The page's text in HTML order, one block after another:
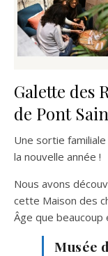
Galette des
de Pont
Une sortie
la nouvelle année !
Nous avons
cette Maison des
Âge que beaucoup
Musée